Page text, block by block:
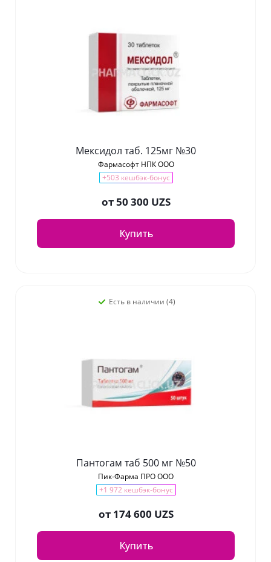
Мексидол таб. 125мг №30
Фармасофт НПК ООО
+503 кешбэк-бонус
от50 300 UZS
Купить
Есть в наличии (4)
Пантогам таб 500 мг №50
Пик-Фарма ПРО ООО
+1 972 кешбэк-бонус
от 174 600 UZS
Купить